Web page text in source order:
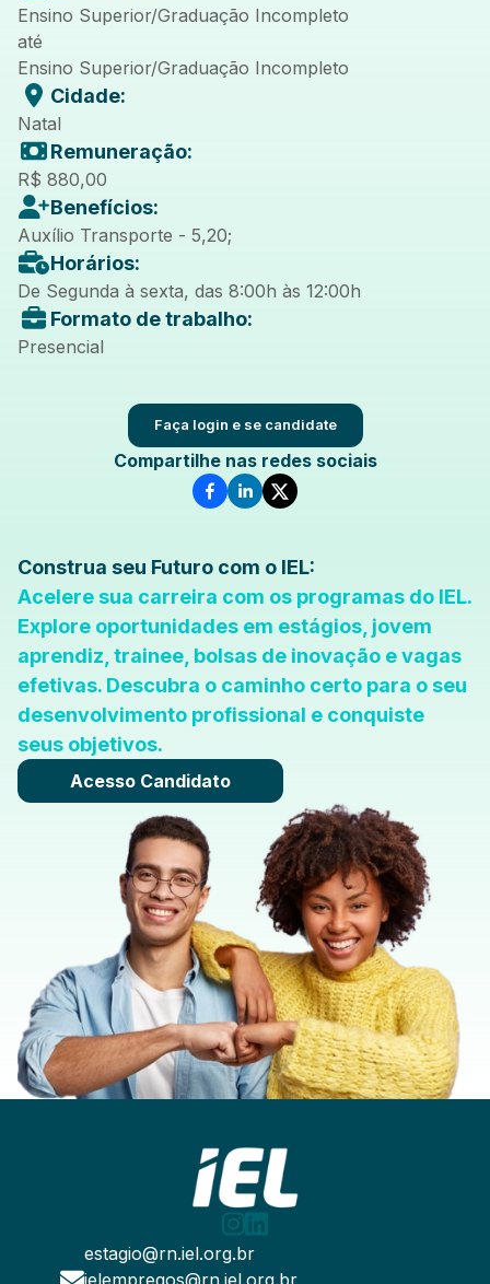
Ensino Superior/Graduação Incompleto
até
Ensino Superior/Graduação Incompleto
Cidade:
Natal
Remuneração:
R$ 880,00
Benefícios:
Auxílio Transporte - 5,20;
Horários:
De Segunda à sexta, das 8:00h às 12:00h
Formato de trabalho:
Presencial
Faça login e se candidate
Compartilhe nas redes sociais
Construa seu Futuro com o IEL:
Acelere sua carreira com os programas do IEL.
Explore oportunidades em estágios, jovem
aprendiz, trainee, bolsas de inovação e vagas
efetivas. Descubra o caminho certo para o seu
desenvolvimento profissional e conquiste
seus objetivos.
Acesso Candidato
estagio@rn.iel.org.br